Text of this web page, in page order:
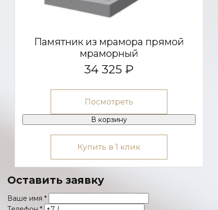
Памятник из мрамора прямой
мраморный
34 325 ₽
Посмотреть
В корзину
Купить в 1 клик
Оставить заявку
Ваше имя *